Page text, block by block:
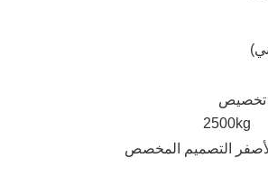
2500kg
التصميم المخصص